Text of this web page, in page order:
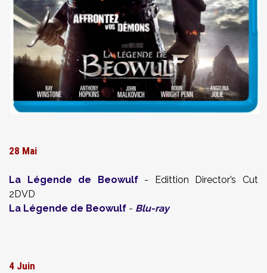
28 Mai
La Légende de Beowulf - Edittion Director’s Cut
2DVD
La Légende de Beowulf - Blu-ray
4 Juin